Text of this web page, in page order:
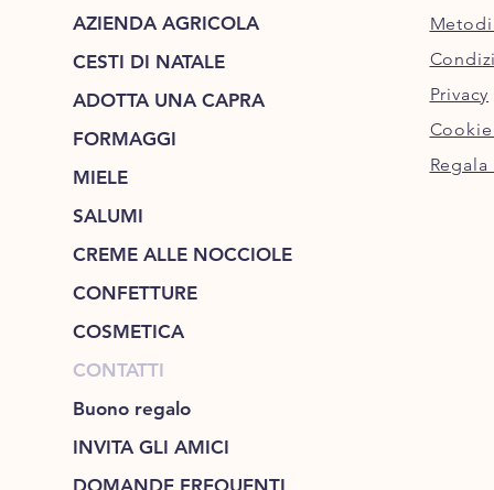
AZIENDA AGRICOLA
CESTI DI NATALE
ADOTTA UNA CAPRA
FORMAGGI
MIELE
SALUMI
CREME ALLE NOCCIOLE
CONFETTURE
COSMETICA
CONTATTI
Buono regalo
INVITA GLI AMICI
DOMANDE FREQUENTI
Privacy